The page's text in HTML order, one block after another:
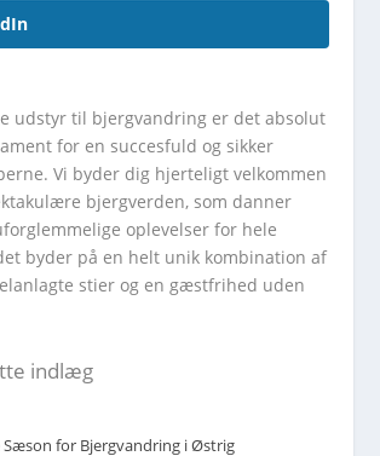
udstyr til bjergvandring er det absolut
for en succesfuld og sikker
Vi byder dig hjerteligt velkommen
bjergverden, som danner
oplevelser for hele
byder på en helt unik kombination af
stier og en gæstfrihed uden
indlæg
Sæson for Bjergvandring i Østrig